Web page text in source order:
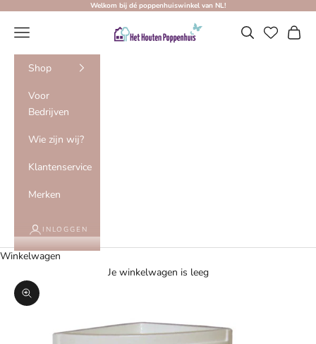
Welkom bij dé poppenhuiswinkel van NL!
Het Houten Poppenhuis
Menu Zoeken
Shop
Voor
Bedrijven
Wie zijn wij?
Klantenservice
Merken
INLOGGEN
Winkelwagen
Je winkelwagen is leeg
In-/uitzoomen